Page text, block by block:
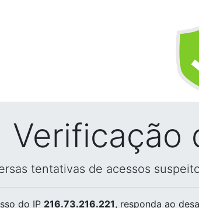
Verificação
tentativas de acessos
do IP 216.73.216.221, responda ao